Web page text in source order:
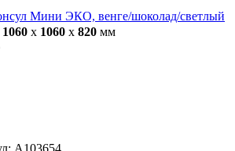
Мини ЭКО, венге/шоколад/светлый
1060 x 1060 x 820 мм